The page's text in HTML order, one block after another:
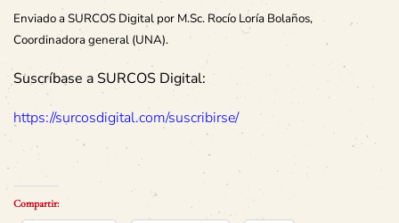
Enviado a SURCOS Digital por M.Sc. Rocío Loría Bolaños,
Coordinadora general (UNA).
Suscríbase a SURCOS Digital:
https://surcosdigital.com/suscribirse/
Compartir: